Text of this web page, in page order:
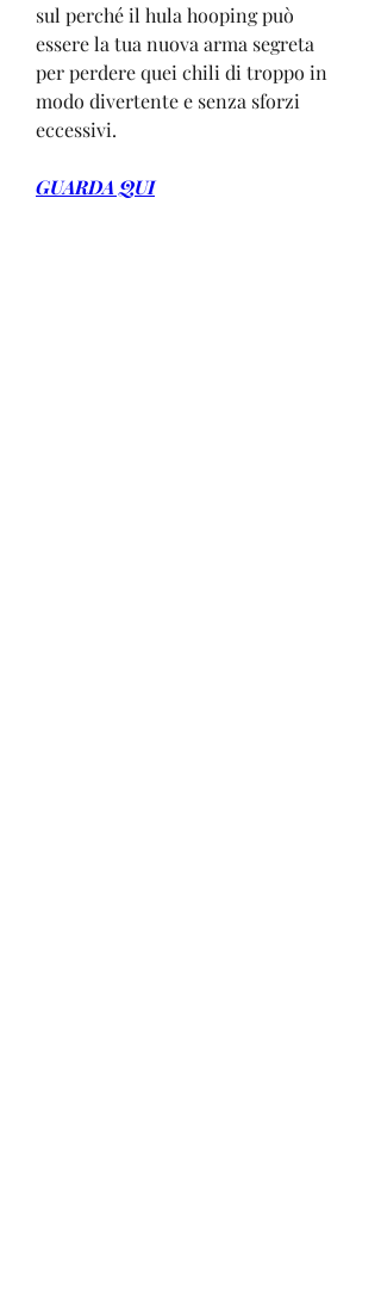
sul perché il hula hooping può
essere la tua nuova arma segreta
per perdere quei chili di troppo in
modo divertente e senza sforzi
eccessivi.
GUARDA QUI